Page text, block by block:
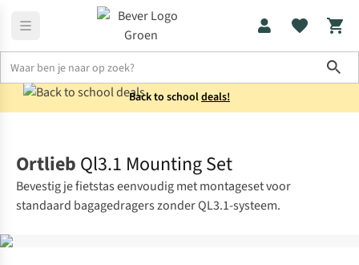
Back to schooldeals!
Ortlieb Ql3.1 Mounting Set
Bevestig je fietstas eenvoudig met montageset voor
standaard bagagedragers zonder QL3.1-systeem.